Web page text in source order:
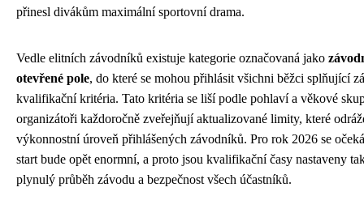
přinesl divákům maximální sportovní drama.
Vedle elitních závodníků existuje kategorie označovaná jako
otevřené pole, do které se mohou přihlásit všichni běžci splňující
kvalifikační kritéria. Tato kritéria se liší podle pohlaví a věkové
organizátoři každoročně zveřejňují aktualizované limity, které
výkonnostní úroveň přihlášených závodníků. Pro rok 2026 se
start bude opět enormní, a proto jsou kvalifikační časy nastaveny
plynulý průběh závodu a bezpečnost všech účastníků.